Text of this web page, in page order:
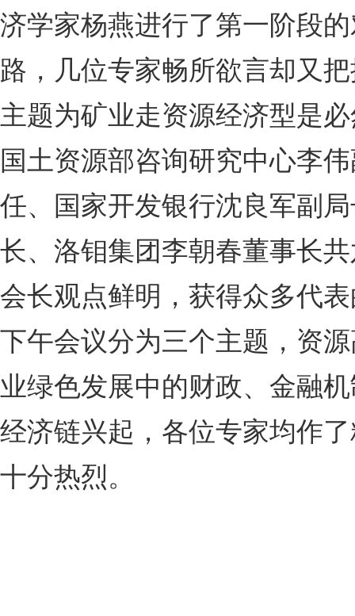
济学家杨燕进行了第一阶段
路，几位专家畅所欲言却又
主题为矿业走资源经济型是
国土资源部咨询研究中心李
任、国家开发银行沈良军副
长、洛钼集团李朝春董事长
会长观点鲜明，获得众多代
下午会议分为三个主题，资
业绿色发展中的财政、金融
经济链兴起，各位专家均作
十分热烈。